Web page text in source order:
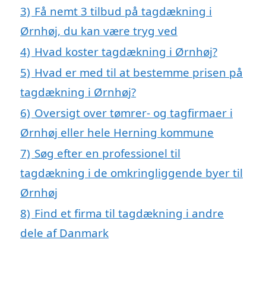
3) Få nemt 3 tilbud på tagdækning i
Ørnhøj, du kan være tryg ved
4) Hvad koster tagdækning i Ørnhøj?
5) Hvad er med til at bestemme prisen på
tagdækning i Ørnhøj?
6) Oversigt over tømrer- og tagfirmaer i
Ørnhøj eller hele Herning kommune
7) Søg efter en professionel til
tagdækning i de omkringliggende byer til
Ørnhøj
8) Find et firma til tagdækning i andre
dele af Danmark